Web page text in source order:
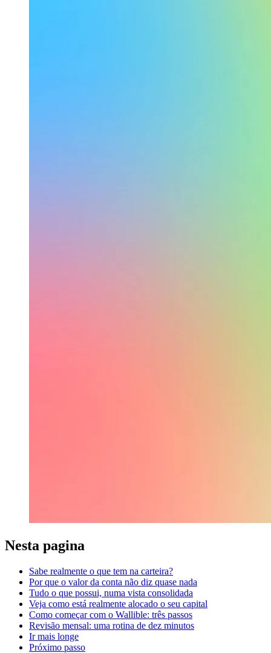
Nesta pagina
Sabe realmente o que tem na carteira?
Por que o valor da conta não diz quase nada
Tudo o que possui, numa vista consolidada
Veja como está realmente alocado o seu capital
Como começar com o Wallible: três passos
Revisão mensal: uma rotina de dez minutos
Ir mais longe
Próximo passo